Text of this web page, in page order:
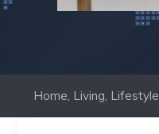
Home, Living, Lifestyle